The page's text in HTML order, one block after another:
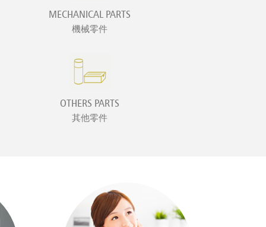
MECHANICAL PARTS
機械零件
OTHERS PARTS
其他零件